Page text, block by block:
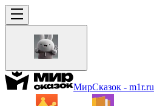
МирСказок - m1r.ru